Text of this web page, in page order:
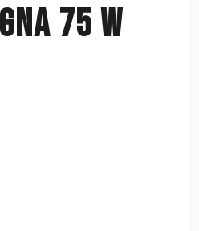
75 W